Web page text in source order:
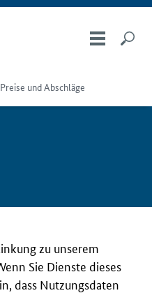
Preise und Abschläge
zu unserem
Sie Dienste dieses
dass Nutzungsdaten